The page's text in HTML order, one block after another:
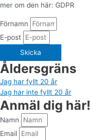
mer om den här: GDPR
Förnamn
E-post
Skicka
Åldersgräns
Jag har fyllt 20 år
Jag har inte fyllt 20 år
Anmäl dig här!
Namn
Email